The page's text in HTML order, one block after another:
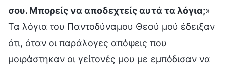
σου. Μπορείς να αποδεχτείς αυτά τα λόγια;»
Τα λόγια του Παντοδύναμου Θεού μού έδειξαν
ότι, όταν οι παράλογες απόψεις που
μοιράστηκαν οι γείτονές μου με εμπόδισαν να